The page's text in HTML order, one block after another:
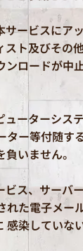
サービスにア
スト及びその
ンロードが中
ューターシス
ター等付随す
いません。
ビス、サーバ
れた電子メー
感染していな